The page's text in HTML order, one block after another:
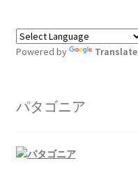
Powered by Translate
パタゴニア